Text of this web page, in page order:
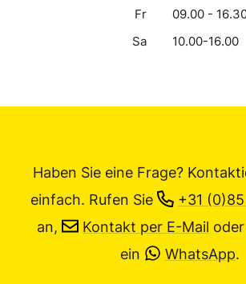
Fr
09.00 -
Sa
10.00-16.00
Haben Sie eine Frage?
einfach. Rufen Sie
+31
an,
Kontakt per E-Mail
ein
WhatsApp.